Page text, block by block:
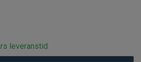
leveranstid